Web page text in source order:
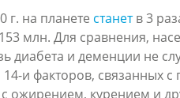
г. на планете станетв 3
млн. Для сравнения,
диабета и деменции не
14-и факторов, связанных
ожирением, курением и